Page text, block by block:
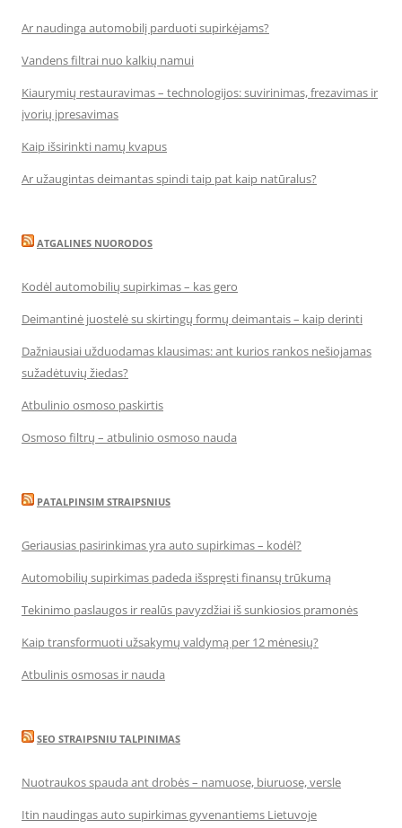
Ar naudinga automobilį parduoti supirkėjams?
Vandens filtrai nuo kalkių namui
Kiaurymių restauravimas – technologijos: suvirinimas, frezavimas ir
įvorių įpresavimas
Kaip išsirinkti namų kvapus
Ar užaugintas deimantas spindi taip pat kaip natūralus?
ATGALINES NUORODOS
Kodėl automobilių supirkimas – kas gero
Deimantinė juostelė su skirtingų formų deimantais – kaip derinti
Dažniausiai užduodamas klausimas: ant kurios rankos nešiojamas
sužadėtuvių žiedas?
Atbulinio osmoso paskirtis
Osmoso filtrų – atbulinio osmoso nauda
PATALPINSIM STRAIPSNIUS
Geriausias pasirinkimas yra auto supirkimas – kodėl?
Automobilių supirkimas padeda išspręsti finansų trūkumą
Tekinimo paslaugos ir realūs pavyzdžiai iš sunkiosios pramonės
Kaip transformuoti užsakymų valdymą per 12 mėnesių?
Atbulinis osmosas ir nauda
SEO STRAIPSNIU TALPINIMAS
Nuotraukos spauda ant drobės – namuose, biuruose, versle
Itin naudingas auto supirkimas gyvenantiems Lietuvoje